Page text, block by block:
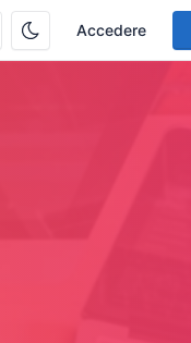
Accedere